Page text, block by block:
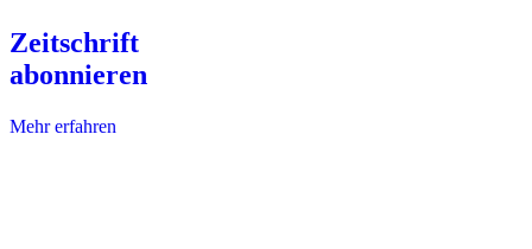
Zeitschrift
abonnieren
Mehr erfahren